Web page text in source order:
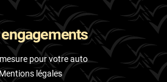
pour votre auto
légales